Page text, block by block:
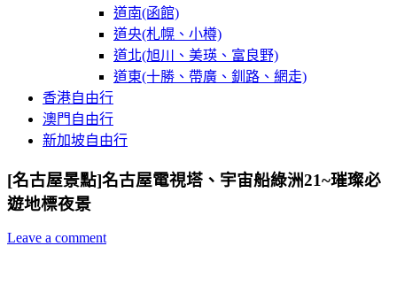
道南(函館)
道央(札幌、小樽)
道北(旭川、美瑛、富良野)
道東(十勝、帶廣、釧路、網走)
香港自由行
澳門自由行
新加坡自由行
[名古屋景點]名古屋電視塔、宇宙船綠洲21~璀璨必
遊地標夜景
Leave a comment